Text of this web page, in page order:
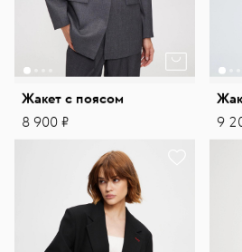
Жакет с поясом
8 900 ₽
9